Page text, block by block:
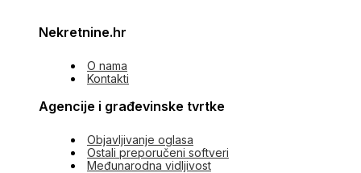
Nekretnine.hr
O nama
Kontakti
Agencije i građevinske tvrtke
Objavljivanje oglasa
Ostali preporučeni softveri
Međunarodna vidljivost